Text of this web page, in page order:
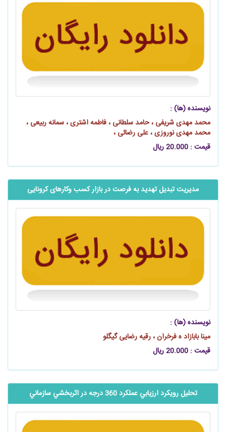
نویسنده (ها) :
محمد مهدی شریفی ، حامد سلطانی ، فاطمه اشتری ، سمانه ربیعی ،
محمد مهدی نوروزی ، علی رضائی ،
قیمت : 20.000 ریال
مديريت تبديل تهديد به فرصت در بازار کسب وکارهای کرونایی
نویسنده (ها) :
مینا بابازاد ه فرخران ، رقیه رضایی گیگلو
قیمت : 20.000 ریال
تحلیل رویکرد ارزيابي عملكرد 360 درجه در اثربخشي سازماني